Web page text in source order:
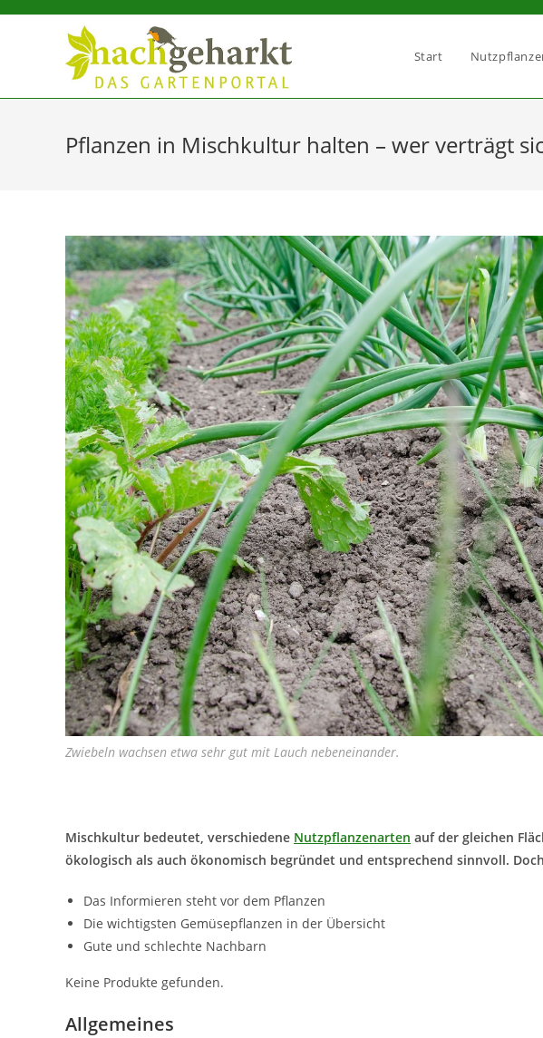
Sidebar-
Start
Pflanzen in Mischkultur halten – wer verträgt
Zwiebeln wachsen etwa sehr gut mit Lauch nebeneinander.
Mischkultur bedeutet, verschiedene Nutzpflanzenarten auf der gleichen
ökologisch als auch ökonomisch begründet und entsprechend sinnvoll.
Das Informieren steht vor dem Pflanzen
Die wichtigsten Gemüsepflanzen in der Übersicht
Gute und schlechte Nachbarn
Keine Produkte gefunden.
Allgemeines